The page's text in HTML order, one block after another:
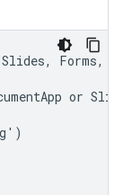
Forms,
or